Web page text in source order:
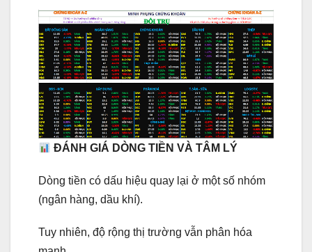
ĐÁNH GIÁ DÒNG TIỀN VÀ TÂM LÝ
Dòng tiền có dấu hiệu quay lại ở một số nhóm
(ngân hàng, dầu khí).
Tuy nhiên, độ rộng thị trường vẫn phân hóa